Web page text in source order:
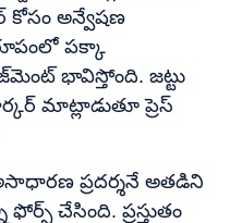
కోసం అన్వేషణ
పక్కా
భావిస్తోంది. జట్టు
మాట్లాడుతూ ప్రెస్
ప్రదర్శనే అతడిని
చేసింది. ప్రస్తుతం